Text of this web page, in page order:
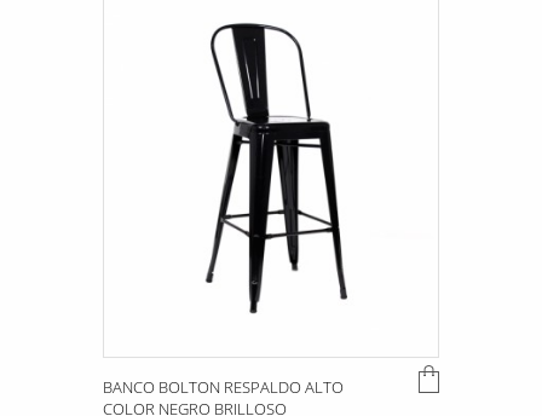
BANCO BOLTON RESPALDO ALTO
COLOR NEGRO BRILLOSO